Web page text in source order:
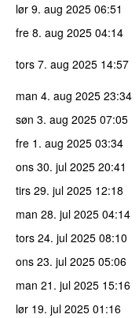
lør 9. aug 2025 06:51
fre 8. aug 2025 04:14
tors 7. aug 2025 14:57
man 4. aug 2025 23:34
søn 3. aug 2025 07:05
fre 1. aug 2025 03:34
ons 30. jul 2025 20:41
tirs 29. jul 2025 12:18
man 28. jul 2025 04:14
tors 24. jul 2025 08:10
ons 23. jul 2025 05:06
man 21. jul 2025 15:16
lør 19. jul 2025 01:16